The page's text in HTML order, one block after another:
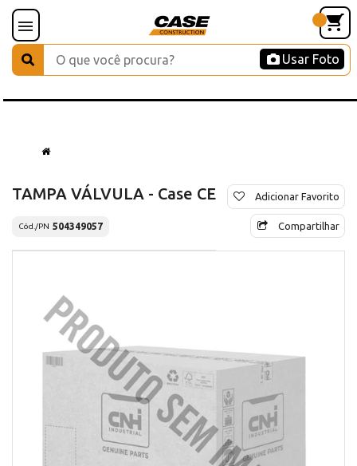
Usar Foto
TAMPA VÁLVULA - Case CE
Cód./PN 504349057
Adicionar Favorito
Compartilhar